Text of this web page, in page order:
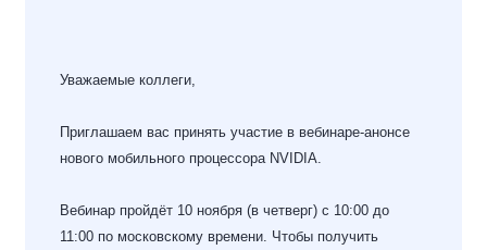
Уважаемые коллеги,
Приглашаем вас принять участие в вебинаре-анонсе
нового мобильного процессора NVIDIA.
Вебинар пройдёт 10 ноября (в четверг) с 10:00 до
11:00 по московскому времени. Чтобы получить